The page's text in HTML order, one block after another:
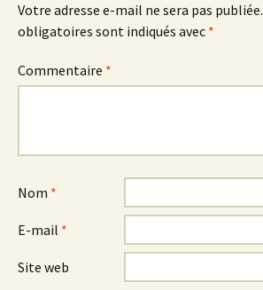
Votre adresse e-mail ne sera pas publiée.
obligatoires sont indiqués avec *
Commentaire *
Nom *
E-mail *
Site web